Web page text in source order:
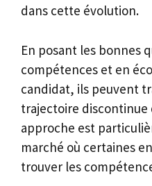
dans cette évolution.
En posant les bonnes
compétences et en
candidat, ils peuvent
trajectoire discontinue
approche est
marché où certaines
trouver les